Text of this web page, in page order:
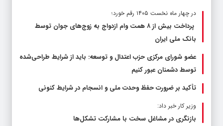
در چهار ماه نخست ۱۴۰۵ رقم خورد؛
پرداخت بیش از ۸ همت وام ازدواج به زوج‌های جوان توسط
بانک ملی ایران
عضو شورای مرکزی حزب اعتدال و توسعه: باید از شرایط طراحی‌شده
توسط دشمنان عبور کنیم
تأکید بر ضرورت حفظ وحدت ملی و انسجام در شرایط کنونی
وزیر کار خبر داد:
بازنگری در مشاغل سخت با مشارکت تشکل‌ها